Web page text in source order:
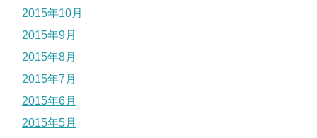
2015年10月
2015年9月
2015年8月
2015年7月
2015年6月
2015年5月